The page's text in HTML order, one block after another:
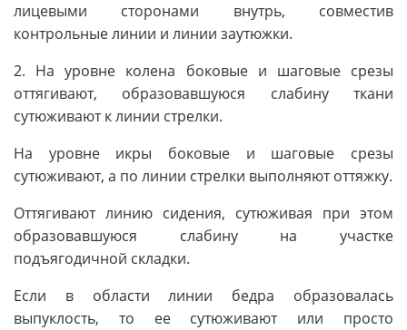
лицевыми сторонами внутрь, совместив
контрольные линии и линии заутюжки.
2. На уровне колена боковые и шаговые срезы
оттягивают, образовавшуюся слабину ткани
сутюживают к линии стрелки.
На уровне икры боковые и шаговые срезы
сутюживают, а по линии стрелки выполняют оттяжку.
Оттягивают линию сидения, сутюживая при этом
образовавшуюся слабину на участке
подъягодичной складки.
Если в области линии бедра образовалась
выпуклость, то ее сутюживают или просто